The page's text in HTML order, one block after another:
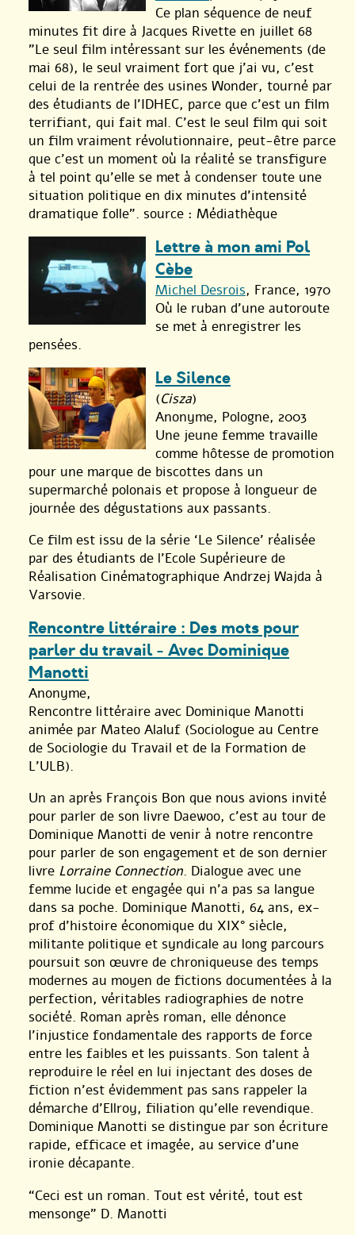
Ce plan séquence de neuf
minutes fit dire à Jacques Rivette en juillet 68
"Le seul film intéressant sur les événements (de
mai 68), le seul vraiment fort que j’ai vu, c’est
celui de la rentrée des usines Wonder, tourné par
des étudiants de l’IDHEC, parce que c’est un film
terrifiant, qui fait mal. C’est le seul film qui soit
un film vraiment révolutionnaire, peut-être parce
que c’est un moment où la réalité se transfigure
à tel point qu’elle se met à condenser toute une
situation politique en dix minutes d’intensité
dramatique folle". source : Médiathèque
Lettre à mon ami Pol
Cèbe
Michel Desrois, France, 1970
Où le ruban d’une autoroute
se met à enregistrer les
pensées.
Le Silence
(Cisza)
Anonyme, Pologne, 2003
Une jeune femme travaille
comme hôtesse de promotion
pour une marque de biscottes dans un
supermarché polonais et propose à longueur de
journée des dégustations aux passants.
Ce film est issu de la série ‘Le Silence’ réalisée
par des étudiants de l’Ecole Supérieure de
Réalisation Cinématographique Andrzej Wajda à
Varsovie.
Rencontre littéraire : Des mots pour
parler du travail - Avec Dominique
Manotti
Anonyme,
Rencontre littéraire avec Dominique Manotti
animée par Mateo Alaluf (Sociologue au Centre
de Sociologie du Travail et de la Formation de
L’ULB).
Un an après François Bon que nous avions invité
pour parler de son livre Daewoo, c’est au tour de
Dominique Manotti de venir à notre rencontre
pour parler de son engagement et de son dernier
livre Lorraine Connection. Dialogue avec une
femme lucide et engagée qui n’a pas sa langue
dans sa poche. Dominique Manotti, 64 ans, ex-
prof d’histoire économique du XIX° siècle,
militante politique et syndicale au long parcours
poursuit son œuvre de chroniqueuse des temps
modernes au moyen de fictions documentées à la
perfection, véritables radiographies de notre
société. Roman après roman, elle dénonce
l’injustice fondamentale des rapports de force
entre les faibles et les puissants. Son talent à
reproduire le réel en lui injectant des doses de
fiction n’est évidemment pas sans rappeler la
démarche d’Ellroy, filiation qu’elle revendique.
Dominique Manotti se distingue par son écriture
rapide, efficace et imagée, au service d’une
ironie décapante.
“Ceci est un roman. Tout est vérité, tout est
mensonge” D. Manotti